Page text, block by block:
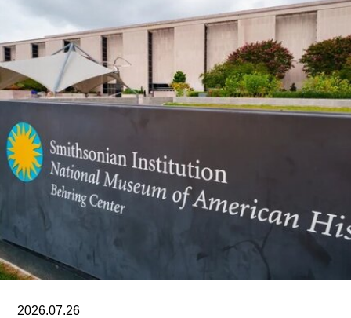
作为2028年悉尼双年展艺术总监，刘祺丰表示，他
计划在展览筹备阶段与澳大利亚原住民社群展开交
流。他在接受《艺术新闻》采访时表示：“原住民社
群对我策展实践的重要影响之一，在于他们让我思
考的时间跨度不再局限于双年展的三个月，而是将
视野扩展至数十万年的时间尺度。”
除了领导新加坡双年展外，刘祺丰还曾担任新加坡
艺术节艺术总监，以及香港西九龙文化区管理局戏
剧与表演艺术部主管。
2026.07.26